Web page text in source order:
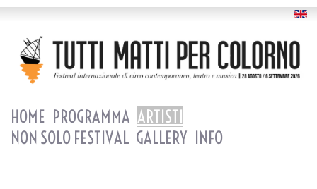
HOME PROGRAMMA ARTISTI
NON SOLO FESTIVAL GALLERY INFO